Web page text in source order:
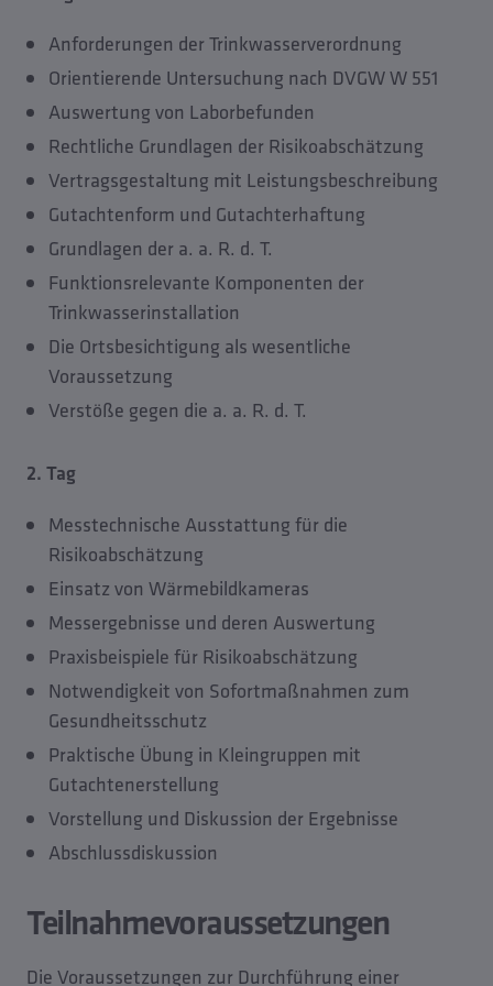
Anforderungen der Trinkwasserverordnung
Orientierende Untersuchung nach DVGW W 551
Auswertung von Laborbefunden
Rechtliche Grundlagen der Risikoabschätzung
Vertragsgestaltung mit Leistungsbeschreibung
Gutachtenform und Gutachterhaftung
Grundlagen der a. a. R. d. T.
Funktionsrelevante Komponenten der
Trinkwasserinstallation
Die Ortsbesichtigung als wesentliche
Voraussetzung
Verstöße gegen die a. a. R. d. T.
2. Tag
Messtechnische Ausstattung für die
Risikoabschätzung
Einsatz von Wärmebildkameras
Messergebnisse und deren Auswertung
Praxisbeispiele für Risikoabschätzung
Notwendigkeit von Sofortmaßnahmen zum
Gesundheitsschutz
Praktische Übung in Kleingruppen mit
Gutachtenerstellung
Vorstellung und Diskussion der Ergebnisse
Abschlussdiskussion
Teilnahmevoraussetzungen
Die Voraussetzungen zur Durchführung einer